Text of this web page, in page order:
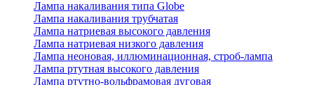
Лампа накаливания типа Globe
Лампа накаливания трубчатая
Лампа натриевая высокого давления
Лампа натриевая низкого давления
Лампа неоновая, иллюминационная, строб-лампа
Лампа ртутная высокого давления
Лампа ртутно-вольфрамовая дуговая